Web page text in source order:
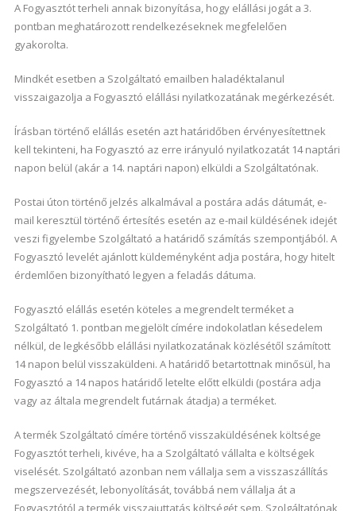
A Fogyasztót terheli annak bizonyítása, hogy elállási jogát a 3.
pontban meghatározott rendelkezéseknek megfelelően
gyakorolta.
Mindkét esetben a Szolgáltató emailben haladéktalanul
visszaigazolja a Fogyasztó elállási nyilatkozatának megérkezését.
Írásban történő elállás esetén azt határidőben érvényesítettnek
kell tekinteni, ha Fogyasztó az erre irányuló nyilatkozatát 14 naptári
napon belül (akár a 14. naptári napon) elküldi a Szolgáltatónak.
Postai úton történő jelzés alkalmával a postára adás dátumát, e-
mail keresztül történő értesítés esetén az e-mail küldésének idejét
veszi figyelembe Szolgáltató a határidő számítás szempontjából. A
Fogyasztó levelét ajánlott küldeményként adja postára, hogy hitelt
érdemlően bizonyítható legyen a feladás dátuma.
Fogyasztó elállás esetén köteles a megrendelt terméket a
Szolgáltató 1. pontban megjelölt címére indokolatlan késedelem
nélkül, de legkésőbb elállási nyilatkozatának közlésétől számított
14 napon belül visszaküldeni. A határidő betartottnak minősül, ha
Fogyasztó a 14 napos határidő letelte előtt elküldi (postára adja
vagy az általa megrendelt futárnak átadja) a terméket.
A termék Szolgáltató címére történő visszaküldésének költsége
Fogyasztót terheli, kivéve, ha a Szolgáltató vállalta e költségek
viselését. Szolgáltató azonban nem vállalja sem a visszaszállítás
megszervezését, lebonyolítását, továbbá nem vállalja át a
Fogyasztótól a termék visszajuttatás költségét sem. Szolgáltatónak